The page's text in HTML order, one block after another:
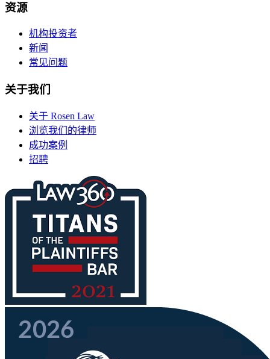
资源
机构投资者
新闻
常见问题
关于我们
关于 Rosen Law
浏览我们的律师
成功案例
招聘